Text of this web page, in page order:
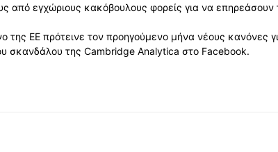
από εγχώριους κακόβουλους φορείς για να επηρεάσουν
της ΕΕ πρότεινε τον προηγούμενο μήνα νέους κανόνες
σκανδάλου της Cambridge Analytica στο Facebook.